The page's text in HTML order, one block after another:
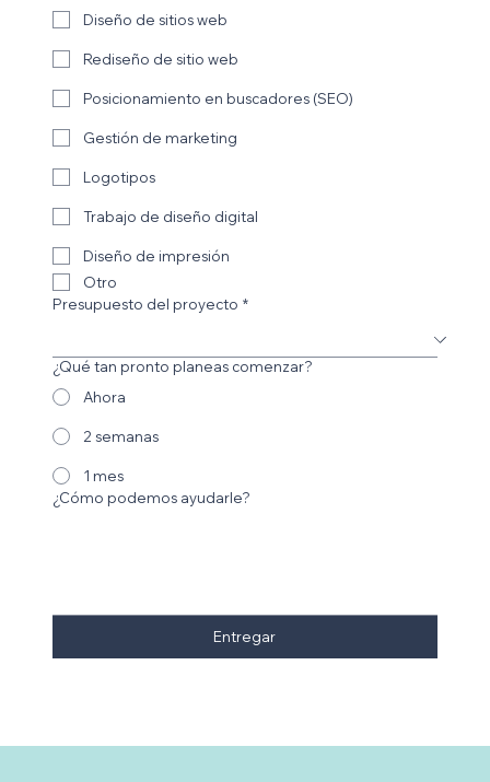
Diseño de sitios web
Rediseño de sitio web
Posicionamiento en buscadores (SEO)
Gestión de marketing
Logotipos
Trabajo de diseño digital
Diseño de impresión
Otro
Presupuesto del proyecto *
¿Qué tan pronto planeas comenzar?
Ahora
2 semanas
1 mes
¿Cómo podemos ayudarle?
Entregar